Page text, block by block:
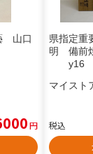
山口
円
県指定重
明 備
y16
マイスト
税込